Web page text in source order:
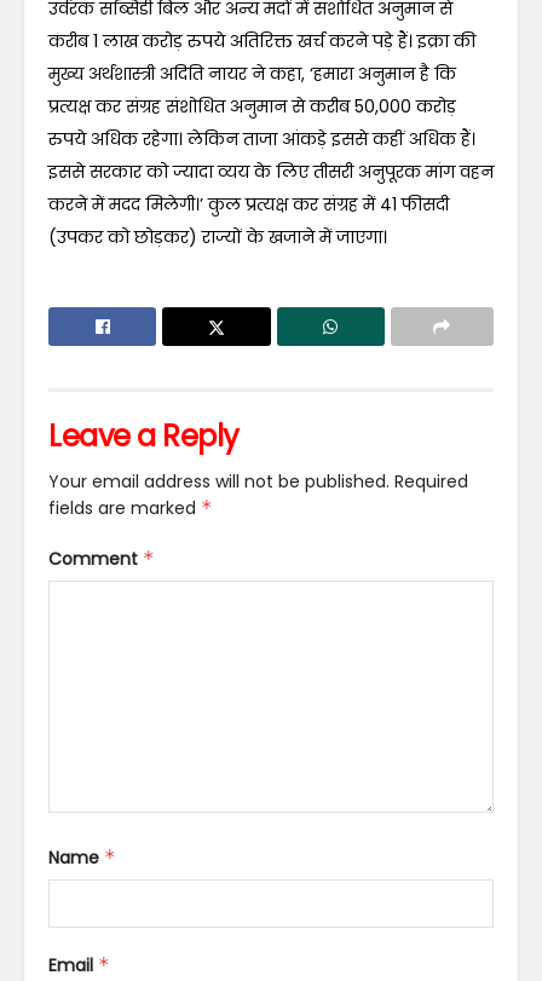
उर्वरक सब्सिडी बिल और अन्य मदों में संशोधित अनुमान से
करीब 1 लाख करोड़ रुपये अतिरिक्त खर्च करने पड़े हैं। इक्रा की
मुख्य अर्थशास्त्री अदिति नायर ने कहा, ‘हमारा अनुमान है कि
प्रत्यक्ष कर संग्रह संशोधित अनुमान से करीब 50,000 करोड़
रुपये अधिक रहेगा। लेकिन ताजा आंकड़े इससे कहीं अधिक हैं।
इससे सरकार को ज्यादा व्यय के लिए तीसरी अनुपूरक मांग वहन
करने में मदद मिलेगी।’ कुल प्रत्यक्ष कर संग्रह में 41 फीसदी
(उपकर को छोड़कर) राज्यों के खजाने में जाएगा।
Leave a Reply
Your email address will not be published. Required
fields are marked *
Comment *
Name *
Email *